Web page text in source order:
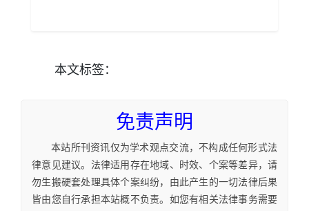
本文标签：
免责声明
本站所刊资讯仅为学术观点交流，不构成任何形式法
律意见建议。法律适用存在地域、时效、个案等差异，请
勿生搬硬套处理具体个案纠纷，由此产生的一切法律后果
皆由您自行承担本站概不负责。如您有相关法律事务需要